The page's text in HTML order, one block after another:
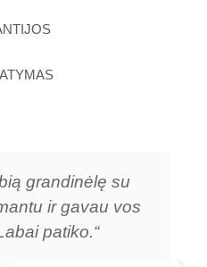
grandinėlę su
ir gavau vos
patiko.“